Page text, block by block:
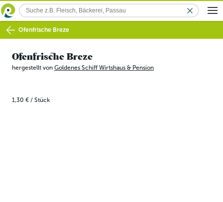
Ofenfrische Breze
Ofenfrische Breze
hergestellt von Goldenes Schiff Wirtshaus & Pension
1,30 € / Stück